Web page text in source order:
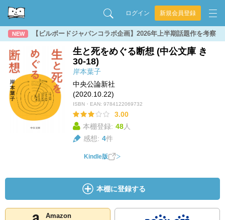
ログイン 新規会員登録
NEW 【ビルボードジャパンコラボ企画】2026年上半期話題作を考察
生と死をめぐる断想 (中公文庫 き
30-18)
岸本葉子
中央公論新社
(2020.10.22)
ISBN・EAN: 9784122069732
3.00
本棚登録: 48人
感想: 4件
Kindle版
本棚に登録する
Amazon